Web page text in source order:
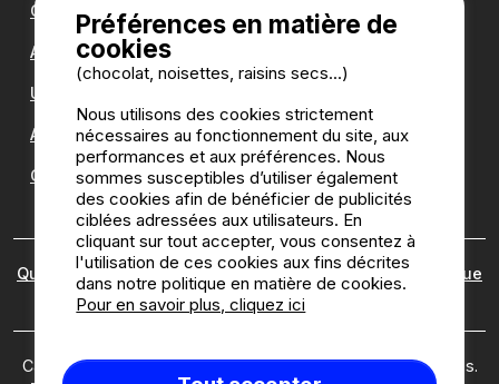
Groupe Romanée
Antilope VAN
Une question ?
Annuaire des campings
Guide camping
Qui sommes nous ?|Mentions légales|Cookies|
Politique
des avis
Camping2be.com ©2026 Camping2Be, tous droits réservés.
Préférences en matière de
cookies
(chocolat, noisettes, raisins secs...)
Nous utilisons des cookies strictement
nécessaires au fonctionnement du site, aux
performances et aux préférences. Nous
sommes susceptibles d’utiliser également
des cookies afin de bénéficier de publicités
ciblées adressées aux utilisateurs. En
cliquant sur tout accepter, vous consentez à
l'utilisation de ces cookies aux fins décrites
dans notre politique en matière de cookies.
Pour en savoir plus, cliquez ici